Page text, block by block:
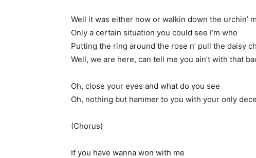
Well it was either now or walkin down the urchin’
Only a certain situation you could see I’m who
Putting the ring around the rose n’ pull the daisy
Well, we are here, can tell me you ain’t with that
Oh, close your eyes and what do you see
Oh, nothing but hammer to you with your only
(Chorus)
If you have wanna won with me